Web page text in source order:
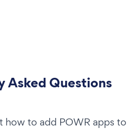
Asked Questions
how to add POWR apps to